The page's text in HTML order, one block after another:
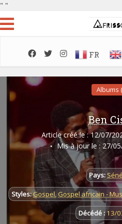
" "
FR
Albums
Ben
Article créé le : 12/07/
Mis à jour le : 27/
Pays:
Styles:Gospel,Gospel africain -
Décédé :13/